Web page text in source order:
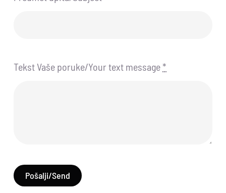
Tekst Vaše poruke/Your text message *
Pošalji/Send